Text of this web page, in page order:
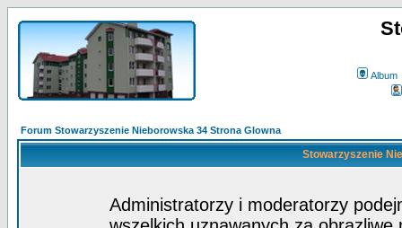
Album
Forum Stowarzyszenie Nieborowska 34 Strona Glowna
Stowarzyszenie
Administratorzy i moderatorzy